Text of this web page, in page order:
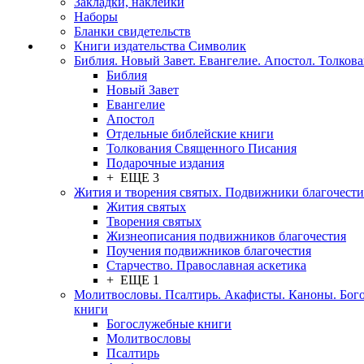
Наборы
Бланки свидетельств
Книги издательства Символик
Библия. Новый Завет. Евангелие. Апостол.
Библия
Новый Завет
Евангелие
Апостол
Отдельные библейские книги
Толкования Священного Писания
Подарочные издания
+ ЕЩЕ 3
Жития и творения святых. Подвижники
Жития святых
Творения святых
Жизнеописания подвижников благочестия
Поучения подвижников благочестия
Старчество. Православная аскетика
+ ЕЩЕ 1
Молитвословы. Псалтирь. Акафисты. Каноны.
книги
Богослужебные книги
Молитвословы
Псалтирь